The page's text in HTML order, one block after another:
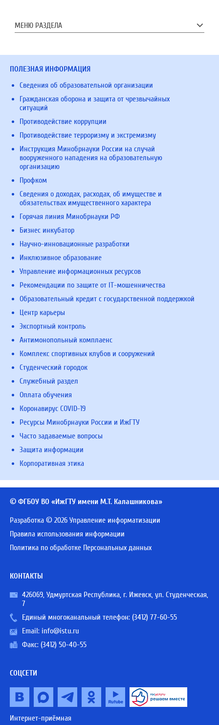
МЕНЮ РАЗДЕЛА
ПОЛЕЗНАЯ ИНФОРМАЦИЯ
Сведения об образовательной организации
Гражданская оборона и защита от чрезвычайных
ситуаций
Противодействие коррупции
Противодействие терроризму и экстремизму
Инструкция Минобрнауки России на случай
вооруженного нападения на образовательную
организацию
Профком
Сведения о доходах, расходах, об имуществе и
обязательствах имущественного характера
Горячая линия Минобрнауки РФ
Бизнес инкубатор
Научно-инновационные разработки
Инклюзивное образование
Управление информационных ресурсов
Рекомендации по защите от IT-мошенничества
Образовательный кредит с государственной поддержкой
Центр карьеры
Экспортный контроль
Антимонопольный комплаенс
Комплекс спортивных клубов и сооружений
Студенческий городок
Служебный раздел
Оплата обучения
Коронавирус COVID-19
Ресурсы Минобрнауки России и ИжГТУ
Часто задаваемые вопросы
Защита информации
Корпоративная этика
© ФГБОУ ВО «ИжГТУ имени М.Т. Калашникова»
Разработка © 2026 Управление информатизации
Правила использования информации
Политика по обработке Персональных данных
КОНТАКТЫ
426069, Удмуртская Республика, г. Ижевск, ул. Студенческая,
7
Единый многоканальный телефон: (3412) 77-60-55
Email: info@istu.ru
Факс: (3412) 50-40-55
СОЦСЕТИ
Интернет-приёмная